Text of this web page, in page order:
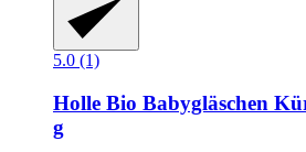
5.0 (1)
Holle Bio Babygläschen
g